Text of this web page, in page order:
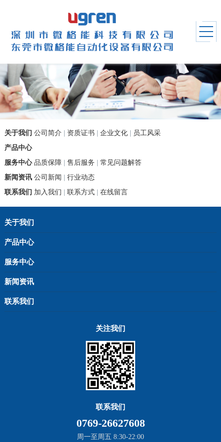
关于我们 公司简介 资质证书 企业文化|
员工风采
产品中心
服务中心 品质保障| 售后服务
常见问题解答
新闻资讯 公司新闻
行业动态
联系我们 加入我们 联系方式| 在线留言
关于我们
产品中心
服务中心
新闻资讯
联系我们
关注我们
联系我们
0769-26627608
周一至周五 8:30-22:00